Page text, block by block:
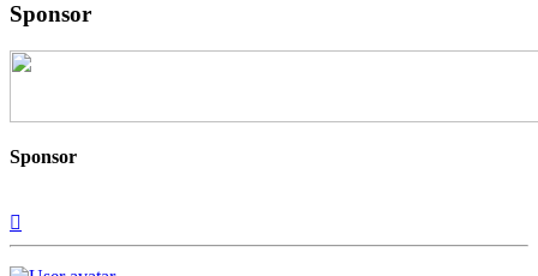
Sponsor
Sponsor